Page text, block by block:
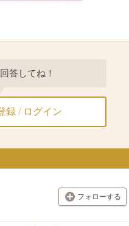
答してね！
録 / ログイン
フォローする